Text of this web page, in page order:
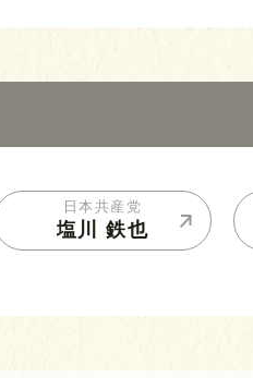
日本共産党
塩川 鉄也